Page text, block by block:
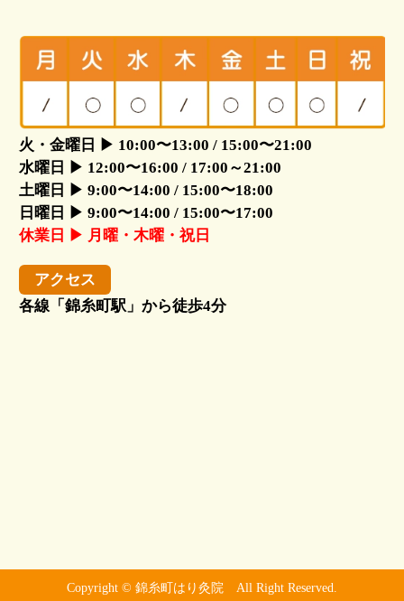
火・金曜日 ▶ 10:00〜13:00 / 15:00〜21:00
水曜日 ▶ 12:00〜16:00 / 17:00～21:00
土曜日 ▶ 9:00〜14:00 / 15:00〜18:00
日曜日 ▶ 9:00〜14:00 / 15:00〜17:00
休業日 ▶ 月曜・木曜・祝日
アクセス
各線「錦糸町駅」から徒歩4分
Copyright © 錦糸町はり灸院 All Right Reserved.